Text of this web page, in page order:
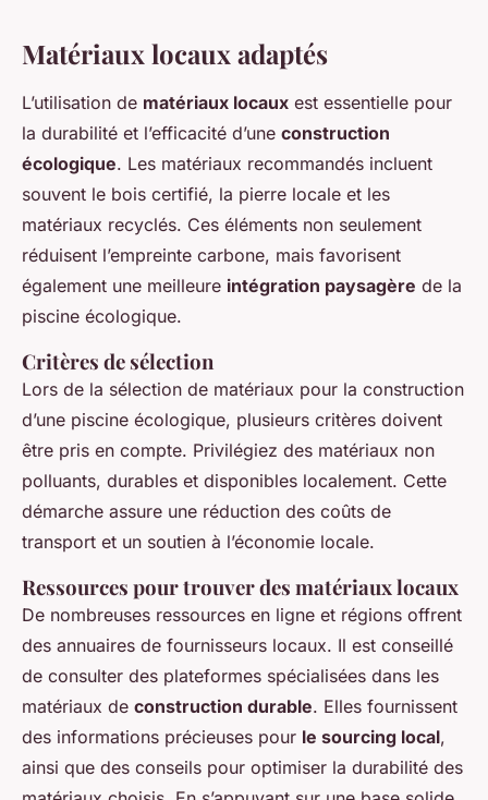
Matériaux locaux adaptés
L’utilisation de matériaux locaux est essentielle pour
la durabilité et l’efficacité d’une construction
écologique. Les matériaux recommandés incluent
souvent le bois certifié, la pierre locale et les
matériaux recyclés. Ces éléments non seulement
réduisent l’empreinte carbone, mais favorisent
également une meilleure intégration paysagère de la
piscine écologique.
Critères de sélection
Lors de la sélection de matériaux pour la construction
d’une piscine écologique, plusieurs critères doivent
être pris en compte. Privilégiez des matériaux non
polluants, durables et disponibles localement. Cette
démarche assure une réduction des coûts de
transport et un soutien à l’économie locale.
Ressources pour trouver des matériaux locaux
De nombreuses ressources en ligne et régions offrent
des annuaires de fournisseurs locaux. Il est conseillé
de consulter des plateformes spécialisées dans les
matériaux de construction durable. Elles fournissent
des informations précieuses pour le sourcing local,
ainsi que des conseils pour optimiser la durabilité des